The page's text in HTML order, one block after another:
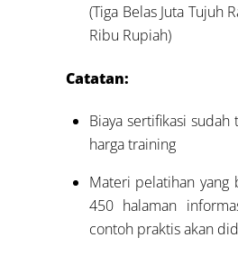
(Tiga Belas Juta Tujuh
Ribu Rupiah)
Catatan:
Biaya sertifikasi sudah
harga training
Materi pelatihan
450 halaman
contoh praktis akan